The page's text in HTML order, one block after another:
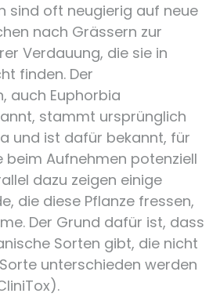
sind oft neugierig auf neue
nach Grässern zur
Verdauung, die sie in
finden. Der
auch Euphorbia
stammt ursprünglich
und ist dafür bekannt, für
beim Aufnehmen potenziell
dazu zeigen einige
die diese Pflanze fressen,
Der Grund dafür ist, dass
Sorten gibt, die nicht
unterschieden werden